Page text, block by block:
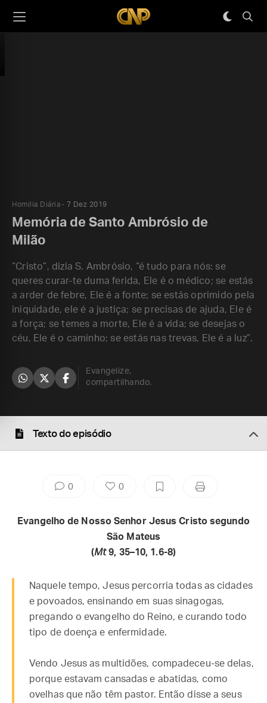
Homilia Diária 7 Dez 2019
Memória de Santo Ambrósio de
Milão
“Cristo”, dizia S. Ambrósio, “é tudo para nós: se
queres curar-te duma ferida, Ele é o médico; se estás
a arder de febre, Ele é a fonte; se estás oprimido pela
iniquidade, ele é a justiça; se precisas de ajuda, Ele é
a força; se temes a morte, Ele é a vida; se desejas o
céu, Ele é o caminho; se estás nas trevas, Ele é a luz”.
Evangelize,
compartilhando.
Texto do episódio
0 0
Evangelho de Nosso Senhor Jesus Cristo segundo
São Mateus
(Mt9, 35–10, 1.6-8)
Naquele tempo, Jesus percorria todas as cidades
e povoados, ensinando em suas sinagogas,
pregando o evangelho do Reino, e curando todo
tipo de doença e enfermidade.
Vendo Jesus as multidões, compadeceu-se delas,
porque estavam cansadas e abatidas, como
ovelhas que não têm pastor. Então disse a seus